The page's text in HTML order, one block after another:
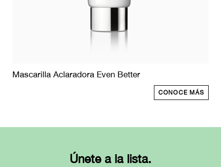
Mascarilla Aclaradora Even Better
CONOCE MÁS
Únete a la lista.